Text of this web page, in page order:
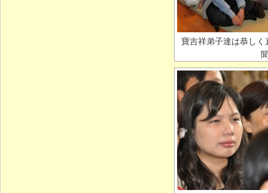
寶吉祥弟子達は恭し